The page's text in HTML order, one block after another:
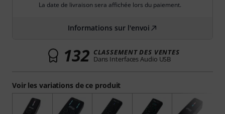
Voir les variations de ce produit
La date de livraison sera affichée lors du paiement.
Informations sur l'envoi
132 CLASSEMENT DES VENTES
Dans Interfaces Audio USB